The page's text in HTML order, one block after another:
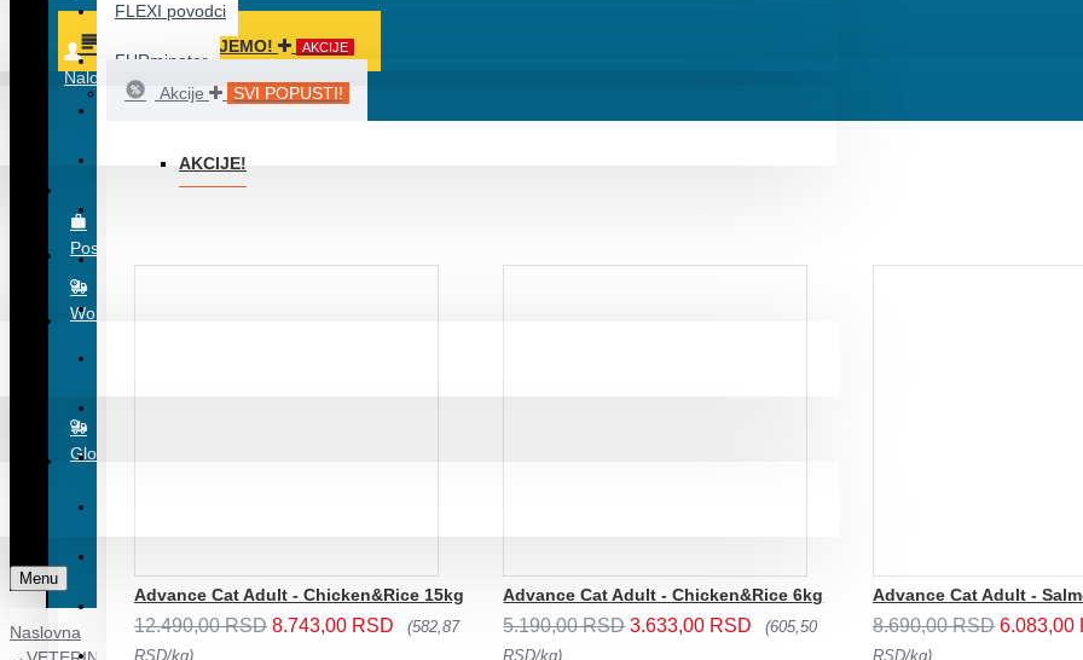
FLEXI povodci
FURminator
Ležaljke i krevetići
Antiparazitska sredstva za mačke
Preparati za mačke
PREPORUČUJEMO! AKCIJE
Akcije SVI POPUSTI!
AKCIJE!
Advance Cat Adult - Chicken&Rice 15kg
12.490,00 RSD 8.743,00 RSD
(582,87
RSD/kg)
Advance Cat Adult - Chicken&Rice 6kg
5.190,00 RSD 3.633,00 RSD
(605,50
RSD/kg)
8.690,00 RSD 6.083,00
RSD/kg)
Nalog
Posao
Wolt
Glovo
Menu
Naslovna